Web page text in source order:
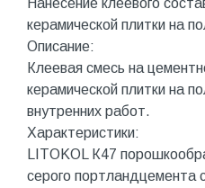
керамической плитки на
Описание:
Клеевая смесь на
керамической плитки на
внутренних работ.
Характеристики:
LITOKOL К47
серого портландцемента